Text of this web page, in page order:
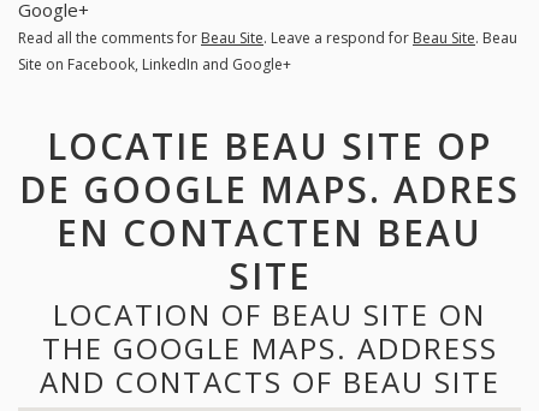
Google+
Read all the comments for Beau Site. Leave a respond for Beau Site. Beau
Site on Facebook, LinkedIn and Google+
LOCATIE BEAU SITE OP
DE GOOGLE MAPS. ADRES
EN CONTACTEN BEAU
SITE
LOCATION OF BEAU SITE ON
THE GOOGLE MAPS. ADDRESS
AND CONTACTS OF BEAU SITE